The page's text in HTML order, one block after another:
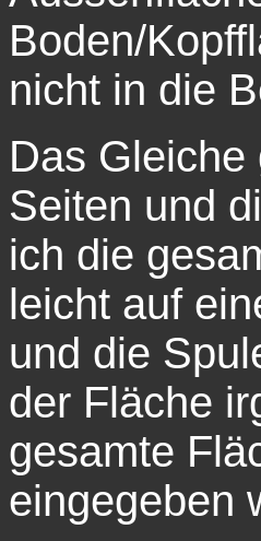
Boden/
nicht in die
Das
Seiten und
ich die
leicht auf
und die
der Fläche
gesamte
eingegeben